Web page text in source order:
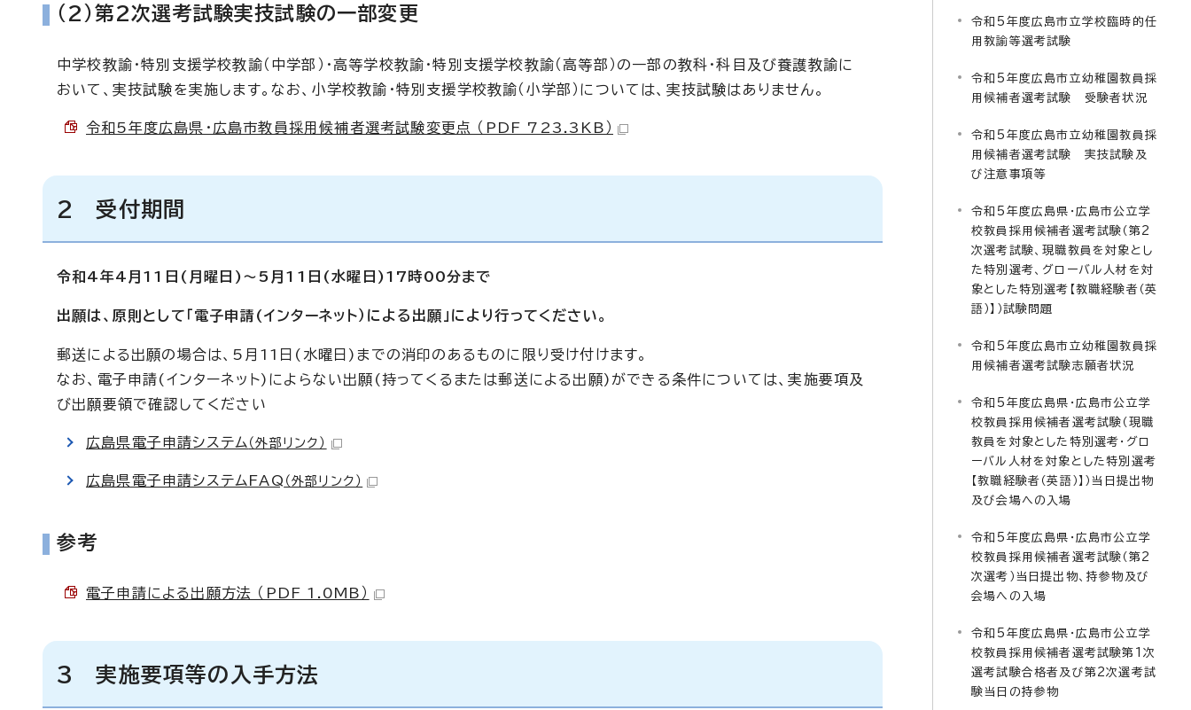
（2）第2次選考試験実技試験の一部変更
中学校教諭・特別支援学校教諭（中学部）・高等学校教諭・特別支援学校教諭（高等部）の一部の教科・科目及び養護教諭に
おいて、実技試験を実施します。なお、小学校教諭・特別支援学校教諭（小学部）については、実技試験はありません。
令和5年度広島県・広島市教員採用候補者選考試験変更点 （PDF 723.3KB）
2 受付期間
令和4年4月11日(月曜日)～5月11日(水曜日)17時00分まで
出願は、原則として「電子申請(インターネット）による出願」により行ってください。
郵送による出願の場合は、5月11日(水曜日)までの消印のあるものに限り受け付けます。
なお、電子申請(インターネット)によらない出願(持ってくるまたは郵送による出願)ができる条件については、実施要項及
び出願要領で確認してください
広島県電子申請システム （外部リンク）
広島県電子申請システムFAQ （外部リンク）
参考
電子申請による出願方法 （PDF 1.0MB）
3 実施要項等の入手方法
令和5年度広島市立学校臨時的任
用教諭等選考試験
令和5年度広島市立幼稚園教員採
用候補者選考試験 受験者状況
令和5年度広島市立幼稚園教員採
用候補者選考試験 実技試験及
び注意事項等
令和5年度広島県・広島市公立学
校教員採用候補者選考試験（第2
次選考試験、現職教員を対象とし
た特別選考、グローバル人材を対
象とした特別選考【教職経験者（英
語）】）試験問題
令和5年度広島市立幼稚園教員採
用候補者選考試験志願者状況
令和5年度広島県・広島市公立学
校教員採用候補者選考試験（現職
教員を対象とした特別選考・グロ
ーバル人材を対象とした特別選考
【教職経験者（英語）】）当日提出物
及び会場への入場
令和5年度広島県・広島市公立学
校教員採用候補者選考試験（第2
次選考）当日提出物、持参物及び
会場への入場
令和5年度広島県・広島市公立学
校教員採用候補者選考試験第1次
選考試験合格者及び第2次選考試
験当日の持参物